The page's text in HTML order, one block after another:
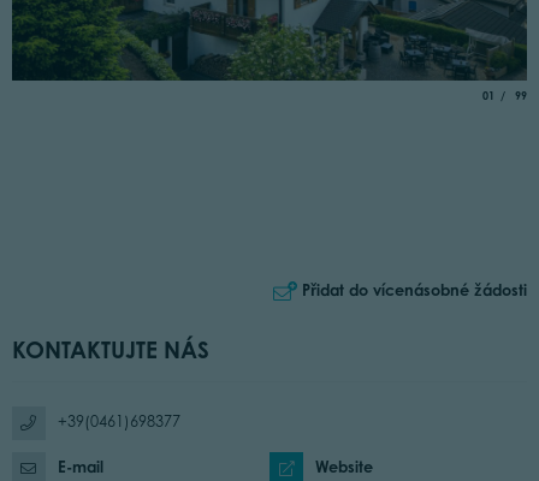
01 of
99
Přidat do vícenásobné žádosti
KONTAKTUJTE NÁS
+39(0461)698377
E-mail Website